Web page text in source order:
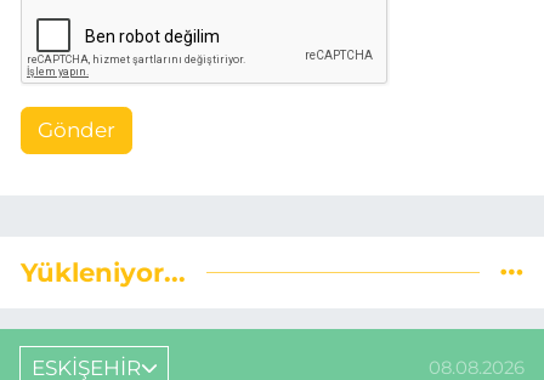
Gönder
Yükleniyor...
ESKİŞEHİR 08.08.2026